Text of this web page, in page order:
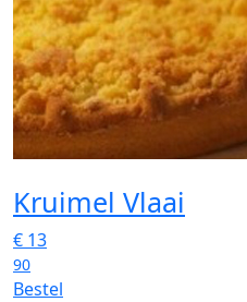
Kruimel Vlaai
€ 13
90
Bestel